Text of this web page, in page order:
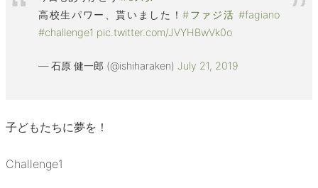
高校生パワー、貰いました！#ファジ活 #fagiano
#challenge1 pic.twitter.com/JVYHBwVk0o
— 石原 健一郎 (@ishiharaken)July 21, 2019
子どもたちに夢を！
Challenge1